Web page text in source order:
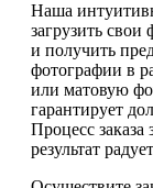
Наша
загрузить
и получить
фотографии в
или матовую
гарантирует
Процесс заказа
результат